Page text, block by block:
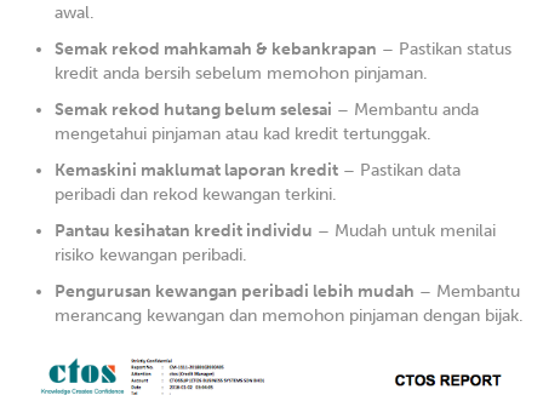
awal.
Semak rekod mahkamah & kebankrapan – Pastikan status
kredit anda bersih sebelum memohon pinjaman.
Semak rekod hutang belum selesai – Membantu anda
mengetahui pinjaman atau kad kredit tertunggak.
Kemaskini maklumat laporan kredit – Pastikan data
peribadi dan rekod kewangan terkini.
Pantau kesihatan kredit individu – Mudah untuk menilai
risiko kewangan peribadi.
Pengurusan kewangan peribadi lebih mudah – Membantu
merancang kewangan dan memohon pinjaman dengan bijak.